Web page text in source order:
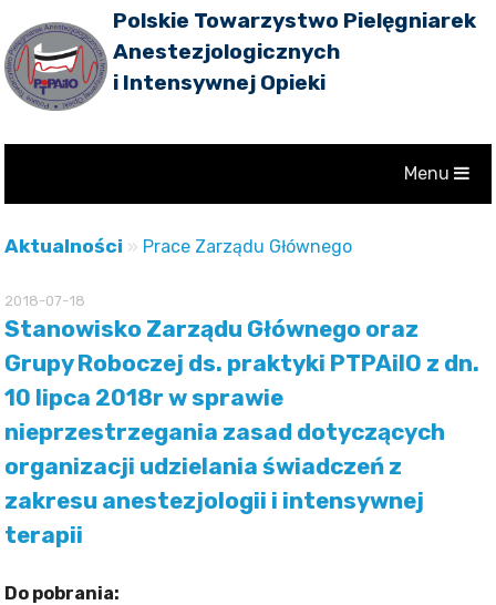
Polskie Towarzystwo Pielęgniarek
Anestezjologicznych
i Intensywnej Opieki
Menu
Aktualności » Prace Zarządu Głównego
2018-07-18
Stanowisko Zarządu Głównego oraz
Grupy Roboczej ds. praktyki PTPAiIO z dn.
10 lipca 2018r w sprawie
nieprzestrzegania zasad dotyczących
organizacji udzielania świadczeń z
zakresu anestezjologii i intensywnej
terapii
Do pobrania: